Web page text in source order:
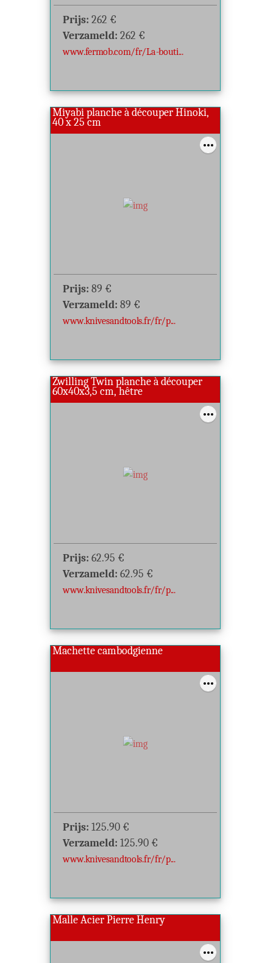
Prijs: 262 €
Verzameld: 262 €
www.fermob.com/fr/La-bouti...
Miyabi planche à découper Hinoki,
40 x 25 cm
Prijs: 89 €
Verzameld: 89 €
www.knivesandtools.fr/fr/p...
Zwilling Twin planche à découper
60x40x3,5 cm, hêtre
Prijs: 62.95 €
Verzameld: 62.95 €
www.knivesandtools.fr/fr/p...
Machette cambodgienne
Prijs: 125.90 €
Verzameld: 125.90 €
www.knivesandtools.fr/fr/p...
Malle Acier Pierre Henry